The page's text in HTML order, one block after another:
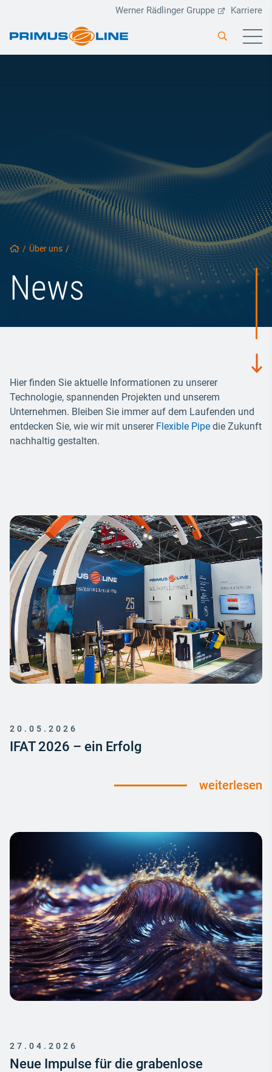
Werner Rädlinger Gruppe Karriere
/ Über uns /
News
Hier finden Sie aktuelle Informationen zu unserer
Technologie, spannenden Projekten und unserem
Unternehmen. Bleiben Sie immer auf dem Laufenden und
entdecken Sie, wie wir mit unserer Flexible Pipe die Zukunft
nachhaltig gestalten.
20.05.2026
IFAT 2026 – ein Erfolg
weiterlesen
27.04.2026
Neue Impulse für die grabenlose